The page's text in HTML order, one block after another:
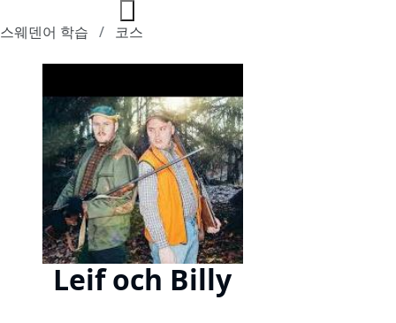
스웨덴어 학습 코스
Leif och Billy